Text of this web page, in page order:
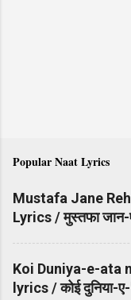
Popular Naat Lyrics
Mustafa Jane
Lyrics / मुस्तफा जान-
Koi Duniya-e-ata
lyrics / कोई दुनिया-ए-